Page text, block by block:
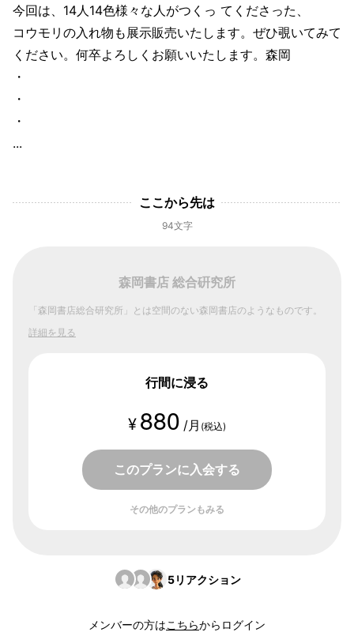
今回は、14人14色様々な人がつくっ てくださった、
コウモリの入れ物も展示販売いたします。ぜひ覗いてみて
ください。何卒よろしくお願いいたします。森岡
・
・
・
...
ここから先は
94文字
森岡書店 総合硏究所
「森岡書店総合研究所」とは空間のない森岡書店のようなものです。
詳細を見る
行間に浸る
¥ 880 /月 (税込)
このプランに入会する
その他のプランもみる
5リアクション
メンバーの方はこちらからログイン